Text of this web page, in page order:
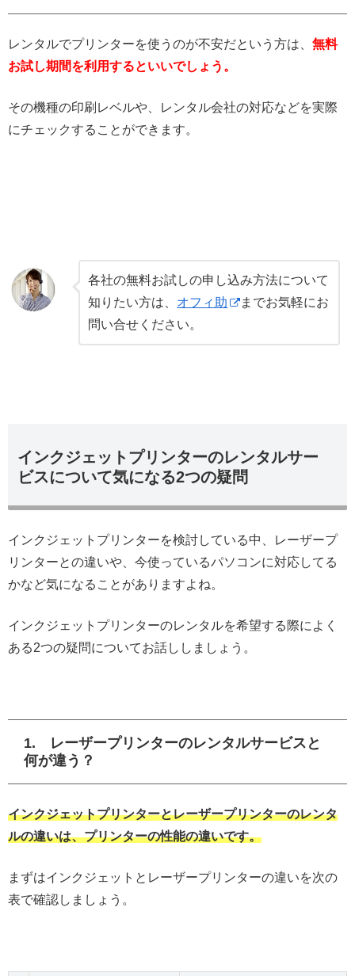
レンタルでプリンターを使うのが不安だという方は、 無料
お試し期間を利用するといいでしょう。
その機種の印刷レベルや、レンタル会社の対応などを実際
にチェックすることができます。
各社の無料お試しの申し込み方法について
知りたい方は、 オフィ助
までお気軽にお
問い合せください。
インクジェットプリンターのレンタルサー
ビスについて気になる2つの疑問
インクジェットプリンターを検討している中、レーザープ
リンターとの違いや、今使っているパソコンに対応してる
かなど気になることがありますよね。
インクジェットプリンターのレンタルを希望する際によく
ある2つの疑問についてお話ししましょう。
1. レーザープリンターのレンタルサービスと
何が違う？
インクジェットプリンターとレーザープリンターのレンタ
ルの違いは、プリンターの性能の違いです。
まずはインクジェットとレーザープリンターの違いを次の
表で確認しましょう。